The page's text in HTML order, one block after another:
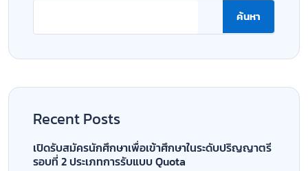
ค้นหา
Recent Posts
เปิดรับสมัครนักศึกษาเพื่อเข้าศึกษาในระดับปริญญาตรี
รอบที่ 2 ประเภทการรับแบบ Quota